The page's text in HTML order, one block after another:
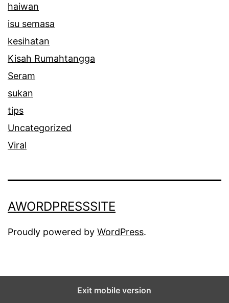
haiwan
isu semasa
kesihatan
Kisah Rumahtangga
Seram
sukan
tips
Uncategorized
Viral
AWORDPRESSSITE
Proudly powered by WordPress.
Exit mobile version